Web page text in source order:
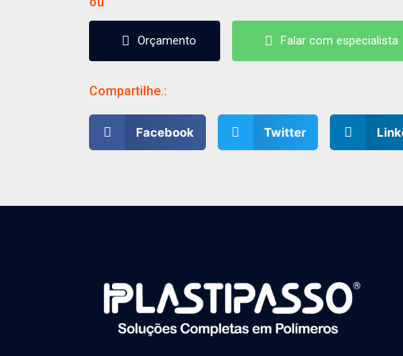
Orçamento Falar com especialista
Compartilhe.:
Facebook Twitter